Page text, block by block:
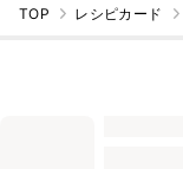
TOP レシピカード